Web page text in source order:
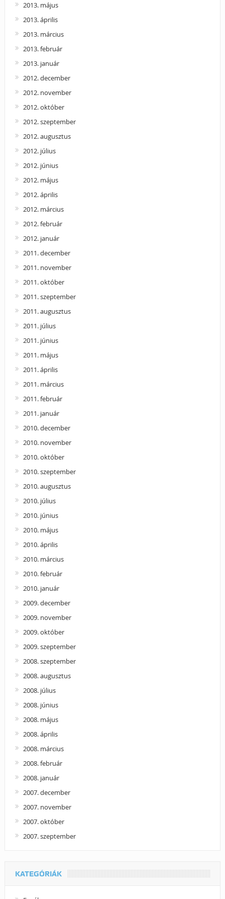
2013. május
2013. április
2013. március
2013. február
2013. január
2012. december
2012. november
2012. október
2012. szeptember
2012. augusztus
2012. július
2012. június
2012. május
2012. április
2012. március
2012. február
2012. január
2011. december
2011. november
2011. október
2011. szeptember
2011. augusztus
2011. július
2011. június
2011. május
2011. április
2011. március
2011. február
2011. január
2010. december
2010. november
2010. október
2010. szeptember
2010. augusztus
2010. július
2010. június
2010. május
2010. április
2010. március
2010. február
2010. január
2009. december
2009. november
2009. október
2009. szeptember
2008. szeptember
2008. augusztus
2008. július
2008. június
2008. május
2008. április
2008. március
2008. február
2008. január
2007. december
2007. november
2007. október
2007. szeptember
KATEGÓRIÁK